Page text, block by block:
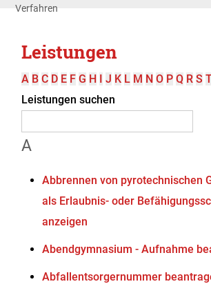
Verfahren
Leistungen
A B C D E F G H I J K L M N O P Q R S
Leistungen suchen
A
Abbrennen von pyrotechnischen
als Erlaubnis- oder
anzeigen
Abendgymnasium - Aufnahme
Abfallentsorgernummer